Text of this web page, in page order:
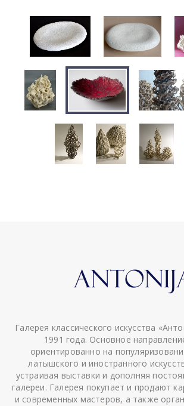
Галерея классического искусства
1991 года. Основное
ориентированно на
латышского и иностранного
устраивая выставки и дополняя
галереи. Галерея покупает и продают
и современных мастеров, а также